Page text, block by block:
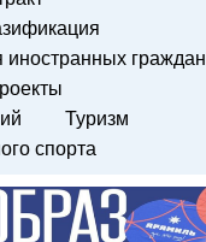
граждан
Туризм
спорта